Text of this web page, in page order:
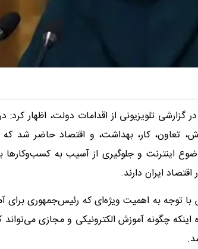
گزارشی تلویزیونی از اقدامات دولت، اظهار
تعاون، کار، بهداشت، و اقتصاد حاضر شد که
اینترنت و جلوگیری از آسیب به کسب‌وکارها
ایران دارند.
با توجه به اهمیت ویژه‌ای که رئیس‌جمهوری
اینکه چگونه آموزش الکترونیکی و مجازی